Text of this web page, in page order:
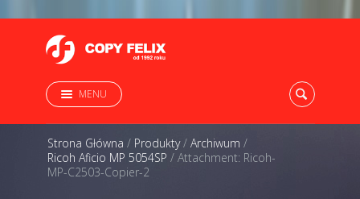
MENU
Strona Główna / Produkty/ Archiwum /
Ricoh Aficio MP 5054SP / Attachment: Ricoh-
MP-C2503-Copier-2